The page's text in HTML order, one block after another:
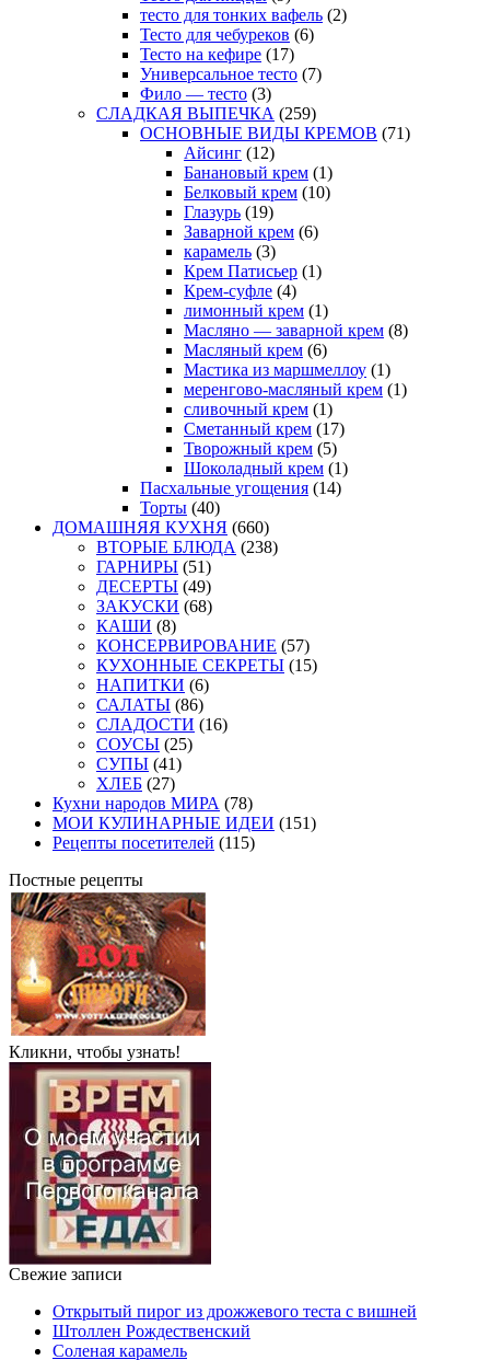
тесто для тонких вафель (2)
Тесто для чебуреков (6)
Тесто на кефире (17)
Универсальное тесто (7)
Фило — тесто (3)
СЛАДКАЯ ВЫПЕЧКА (259)
ОСНОВНЫЕ ВИДЫ КРЕМОВ (71)
Айсинг (12)
Банановый крем (1)
Белковый крем (10)
Глазурь (19)
Заварной крем (6)
карамель (3)
Крем Патисьер (1)
Крем-суфле (4)
лимонный крем (1)
Масляно — заварной крем (8)
Масляный крем (6)
Мастика из маршмеллоу (1)
меренгово-масляный крем (1)
сливочный крем (1)
Сметанный крем (17)
Творожный крем (5)
Шоколадный крем (1)
Пасхальные угощения (14)
Торты (40)
ДОМАШНЯЯ КУХНЯ (660)
ВТОРЫЕ БЛЮДА (238)
ГАРНИРЫ (51)
ДЕСЕРТЫ (49)
ЗАКУСКИ (68)
КАШИ (8)
КОНСЕРВИРОВАНИЕ (57)
КУХОННЫЕ СЕКРЕТЫ (15)
НАПИТКИ (6)
САЛАТЫ (86)
СЛАДОСТИ (16)
СОУСЫ (25)
СУПЫ (41)
ХЛЕБ (27)
Кухни народов МИРА (78)
МОИ КУЛИНАРНЫЕ ИДЕИ (151)
Рецепты посетителей (115)
Постные рецепты
Кликни, чтобы узнать!
Свежие записи
Открытый пирог из дрожжевого теста с вишней
Штоллен Рождественский
Соленая карамель